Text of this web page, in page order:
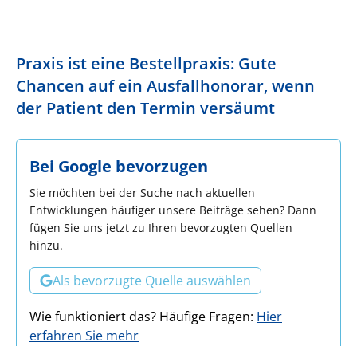
Praxis ist eine Bestellpraxis: Gute
Chancen auf ein Ausfallhonorar, wenn
der Patient den Termin versäumt
Bei Google bevorzugen
Sie möchten bei der Suche nach aktuellen
Entwicklungen häufiger unsere Beiträge sehen? Dann
fügen Sie uns jetzt zu Ihren bevorzugten Quellen
hinzu.
Als bevorzugte Quelle auswählen
Wie funktioniert das? Häufige Fragen: Hier
erfahren Sie mehr